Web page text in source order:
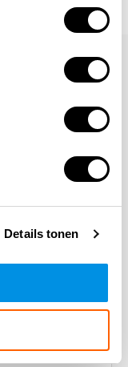
Details tonen
niet gepubliceerd